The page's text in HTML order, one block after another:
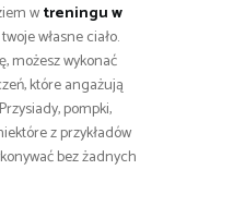
wtreningu w
własne ciało.
możesz wykonać
które angażują
pompki,
z przykładów
bez żadnych